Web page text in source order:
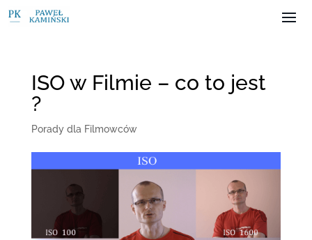
ISO w Filmie – co to jest
?
Porady dla Filmowców